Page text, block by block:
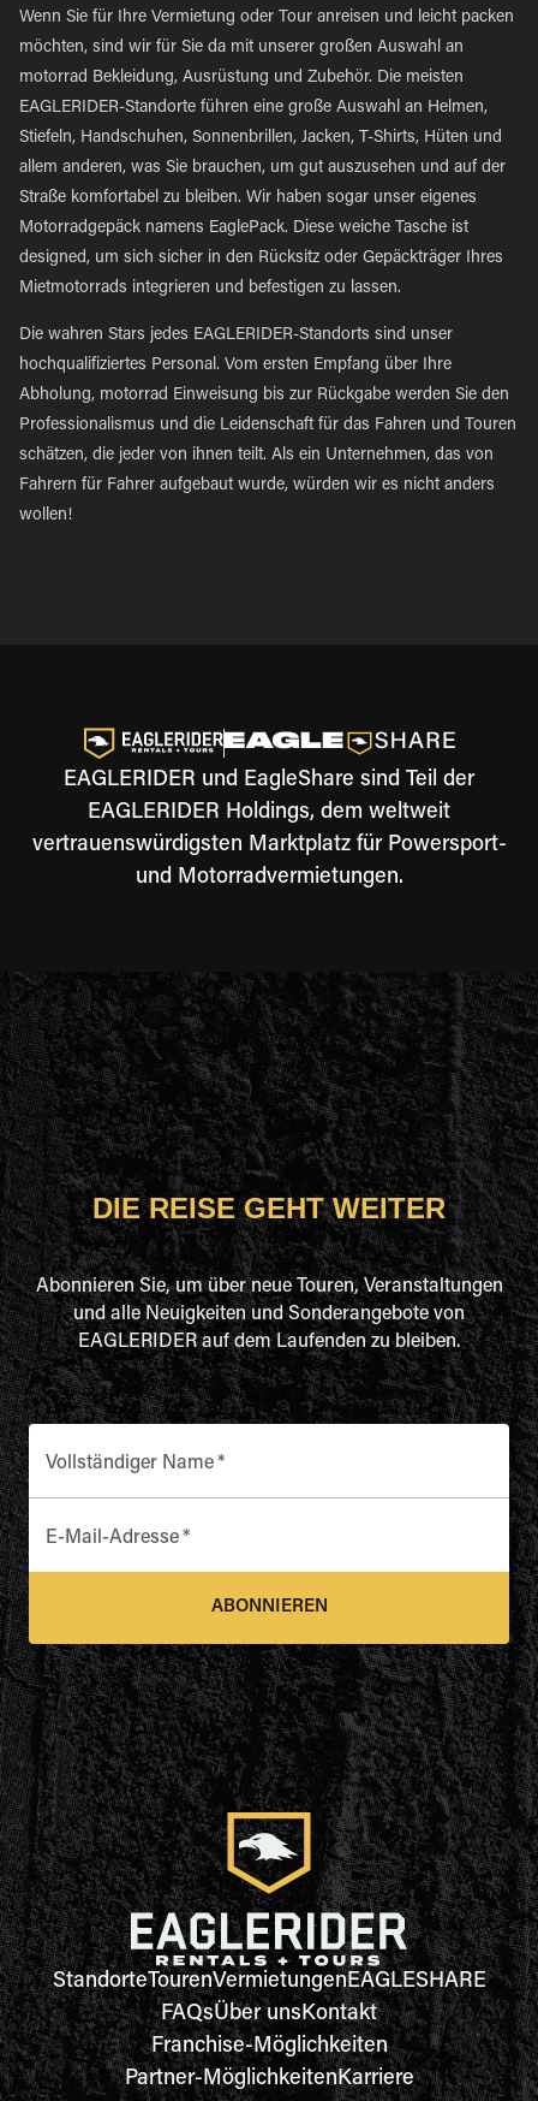
Wenn Sie für Ihre Vermietung oder Tour anreisen und leicht packen
möchten, sind wir für Sie da mit unserer großen Auswahl an
motorrad Bekleidung, Ausrüstung und Zubehör. Die meisten
EAGLERIDER-Standorte führen eine große Auswahl an Helmen,
Stiefeln, Handschuhen, Sonnenbrillen, Jacken, T-Shirts, Hüten und
allem anderen, was Sie brauchen, um gut auszusehen und auf der
Straße komfortabel zu bleiben. Wir haben sogar unser eigenes
Motorradgepäck namens EaglePack. Diese weiche Tasche ist
designed, um sich sicher in den Rücksitz oder Gepäckträger Ihres
Mietmotorrads integrieren und befestigen zu lassen.
Die wahren Stars jedes EAGLERIDER-Standorts sind unser
hochqualifiziertes Personal. Vom ersten Empfang über Ihre
Abholung, motorrad Einweisung bis zur Rückgabe werden Sie den
Professionalismus und die Leidenschaft für das Fahren und Touren
schätzen, die jeder von ihnen teilt. Als ein Unternehmen, das von
Fahrern für Fahrer aufgebaut wurde, würden wir es nicht anders
wollen!
EAGLERIDER und EagleShare sind Teil der
EAGLERIDER Holdings, dem weltweit
vertrauenswürdigsten Marktplatz für Powersport-
und Motorradvermietungen.
DIE REISE GEHT WEITER
Abonnieren Sie, um über neue Touren, Veranstaltungen
und alle Neuigkeiten und Sonderangebote von
EAGLERIDER auf dem Laufenden zu bleiben.
Vollständiger Name*
E-Mail-Adresse*
ABONNIEREN
StandorteTourenVermietungenEAGLESHARE
FAQsÜber unsKontakt
Franchise-Möglichkeiten
Partner-MöglichkeitenKarriere